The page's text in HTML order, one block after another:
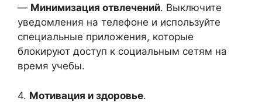
— Минимизация отвлечений. Выключите
уведомления на телефоне и используйте
специальные приложения, которые
блокируют доступ к социальным сетям на
время учебы.
4. Мотивация и здоровье.